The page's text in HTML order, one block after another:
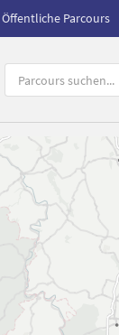
Öffentliche Parcours